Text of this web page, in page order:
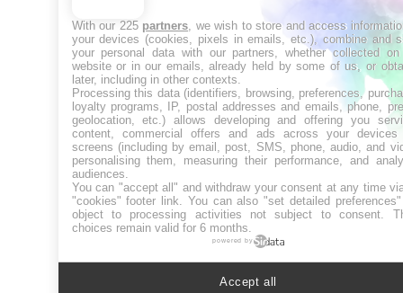
With our 225 partners , we wish to store and access
your devices (cookies, pixels in emails, etc.), combine and
your personal data with our partners, whether collected
website or in our emails, already held by some of us, or
later, including in other contexts.
Processing this data (identifiers, browsing, preferences,
loyalty programs, IP, postal addresses and emails, phone,
geolocation, etc.) allows developing and offering you
content, commercial offers and ads across your devices
screens (including by email, post, SMS, phone, audio, and
personalising them, measuring their performance, and
audiences.
You can "accept all" and withdraw your consent at any time
"cookies" footer link . You can also "set detailed
object to processing activities not subject to consent.
choices remain valid for 6 months.
powered by
Accept all